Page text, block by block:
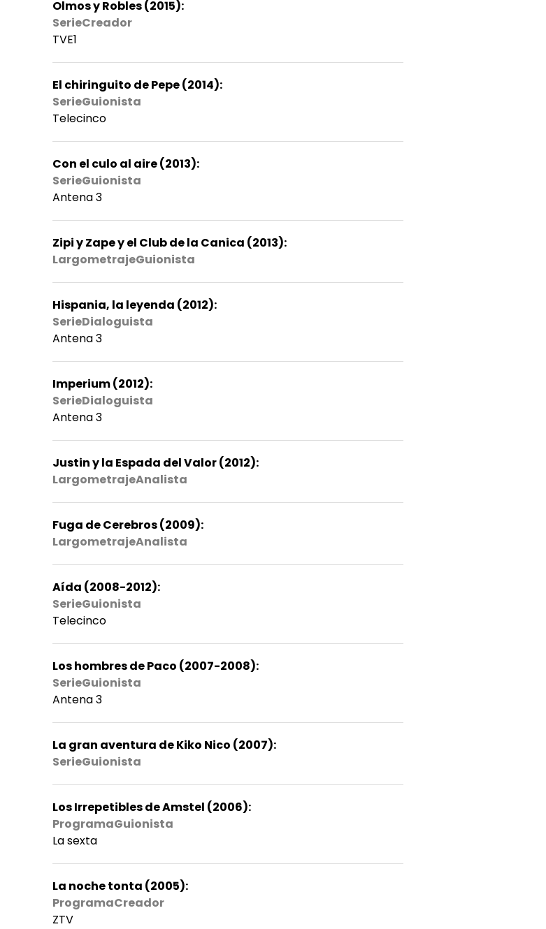
Olmos y Robles (2015):
SerieCreador
TVE1
El chiringuito de Pepe (2014):
SerieGuionista
Telecinco
Con el culo al aire (2013):
SerieGuionista
Antena 3
Zipi y Zape y el Club de la Canica (2013):
LargometrajeGuionista
Hispania, la leyenda (2012):
SerieDialoguista
Antena 3
Imperium (2012):
SerieDialoguista
Antena 3
Justin y la Espada del Valor (2012):
LargometrajeAnalista
Fuga de Cerebros (2009):
LargometrajeAnalista
Aída (2008-2012):
SerieGuionista
Telecinco
Los hombres de Paco (2007-2008):
SerieGuionista
Antena 3
La gran aventura de Kiko Nico (2007):
SerieGuionista
Los Irrepetibles de Amstel (2006):
ProgramaGuionista
La sexta
La noche tonta (2005):
ProgramaCreador
ZTV